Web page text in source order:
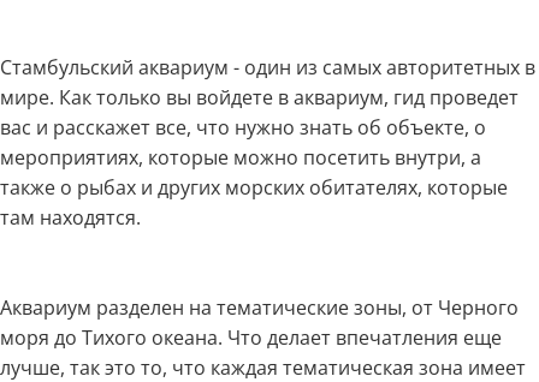
Стамбульский аквариум - один из самых авторитетных в
мире. Как только вы войдете в аквариум, гид проведет
вас и расскажет все, что нужно знать об объекте, о
мероприятиях, которые можно посетить внутри, а
также о рыбах и других морских обитателях, которые
там находятся.
Аквариум разделен на тематические зоны, от Черного
моря до Тихого океана. Что делает впечатления еще
лучше, так это то, что каждая тематическая зона имеет